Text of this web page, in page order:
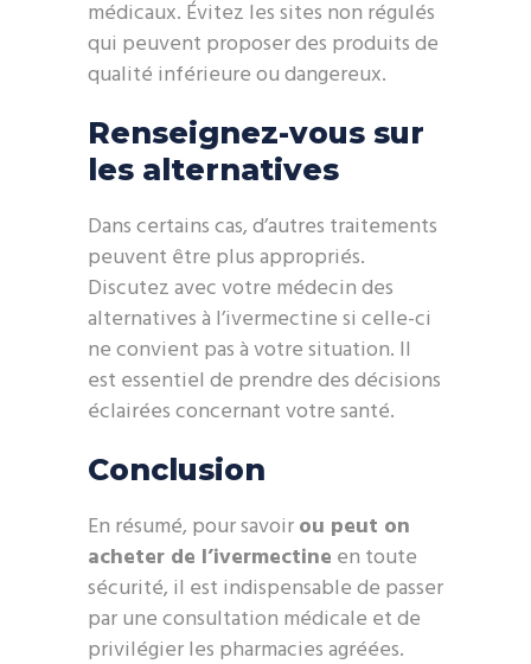
médicaux. Évitez les sites non régulés
qui peuvent proposer des produits de
qualité inférieure ou dangereux.
Renseignez-vous sur
les alternatives
Dans certains cas, d’autres traitements
peuvent être plus appropriés.
Discutez avec votre médecin des
alternatives à l’ivermectine si celle-ci
ne convient pas à votre situation. Il
est essentiel de prendre des décisions
éclairées concernant votre santé.
Conclusion
En résumé, pour savoirou peut on
acheter de l’ivermectine en toute
sécurité, il est indispensable de passer
par une consultation médicale et de
privilégier les pharmacies agréées.